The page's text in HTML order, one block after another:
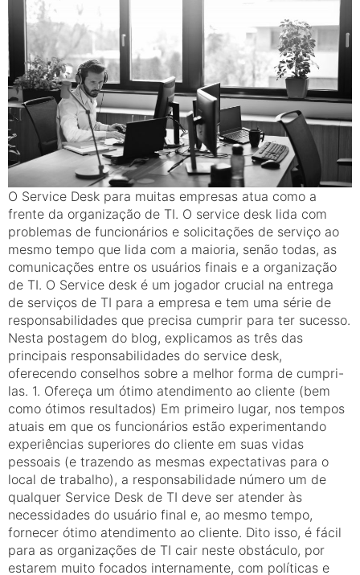
O Service Desk para muitas empresas atua como a
frente da organização de TI. O service desk lida com
problemas de funcionários e solicitações de serviço ao
mesmo tempo que lida com a maioria, senão todas, as
comunicações entre os usuários finais e a organização
de TI. O Service desk é um jogador crucial na entrega
de serviços de TI para a empresa e tem uma série de
responsabilidades que precisa cumprir para ter sucesso.
Nesta postagem do blog, explicamos as três das
principais responsabilidades do service desk,
oferecendo conselhos sobre a melhor forma de cumpri-
las. 1. Ofereça um ótimo atendimento ao cliente (bem
como ótimos resultados) Em primeiro lugar, nos tempos
atuais em que os funcionários estão experimentando
experiências superiores do cliente em suas vidas
pessoais (e trazendo as mesmas expectativas para o
local de trabalho), a responsabilidade número um de
qualquer Service Desk de TI deve ser atender às
necessidades do usuário final e, ao mesmo tempo,
fornecer ótimo atendimento ao cliente. Dito isso, é fácil
para as organizações de TI cair neste obstáculo, por
estarem muito focados internamente, com políticas e